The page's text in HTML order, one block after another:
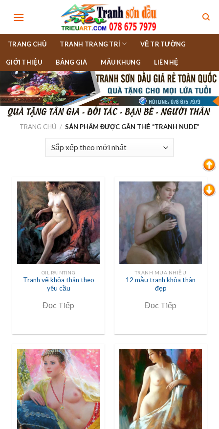
TRANG CHỦ TRANH TRANG TRÍ VẼ TR TƯỜNG
GIỚI THIỆU BẢNG GIÁ MẪU KHUNG LIÊN HỆ
TRANG CHỦ / SẢN PHẨM ĐƯỢC GẮN THẺ “TRANH NUDE”
OIL PAINTING
Tranh vẽ khỏa thân theo
yêu cầu
Đọc Tiếp
TRANH MUA NHIỀU
12 mẫu tranh khỏa thân
đẹp
Đọc Tiếp